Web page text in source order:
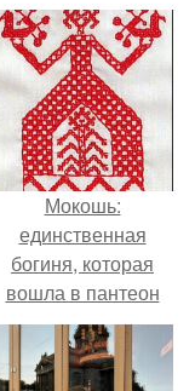
Мокошь:
единственная
богиня, которая
вошла в пантеон
князя Владимира.